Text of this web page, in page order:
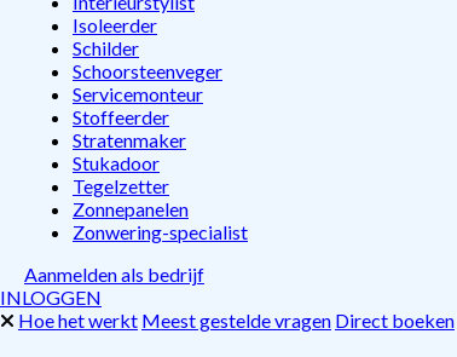
Isoleerder
Schilder
Schoorsteenveger
Servicemonteur
Stoffeerder
Stratenmaker
Stukadoor
Tegelzetter
Zonnepanelen
Zonwering-specialist
Aanmelden als bedrijf
INLOGGEN
Hoe het werkt Meest gestelde vragen Direct boeken